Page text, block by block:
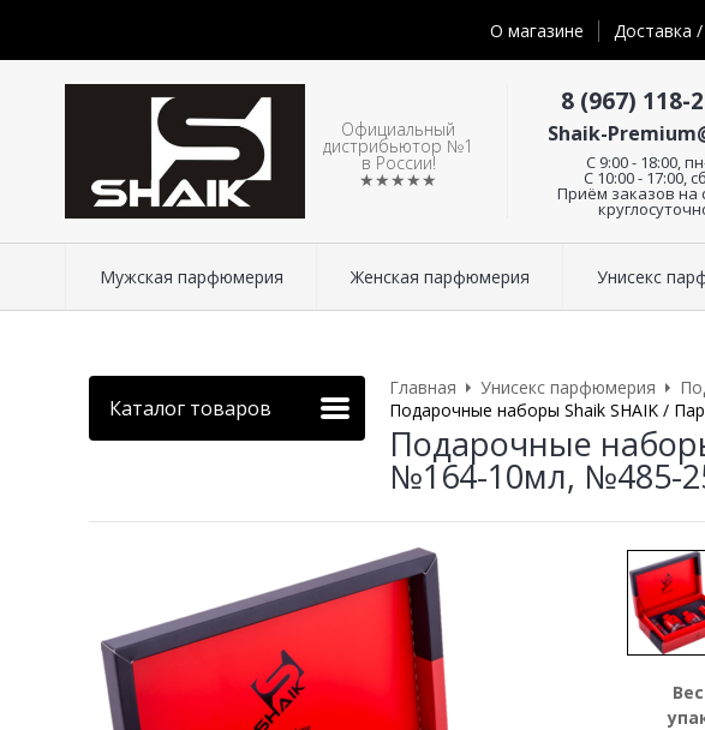
О магазине Доставка
Официальный
дистрибьютор №1
в России!
★★★★★
8 (967) 118-
Shaik-
C 9:00 - 18:00,
С 10:00 - 17:00,
Приём заказов на
Мужская парфюмерия Женская парфюмерия Унисекс
Каталог товаров
Главная Унисекс парфюмерия
Подарочные наборы Shaik SHAIK /
Подарочные
№164-10мл, №485-